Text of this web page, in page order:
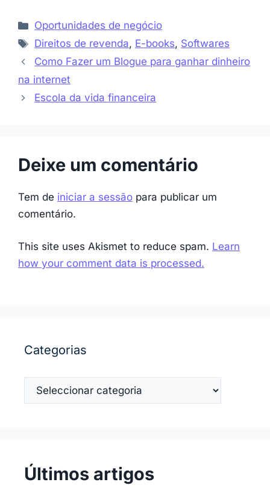
Categorias
Oportunidades de negócio
Etiquetas
Direitos de revenda, E-books, Softwares
Como Fazer um Blogue para ganhar dinheiro
na internet
Escola da vida financeira
Deixe um comentário
Tem de iniciar a sessão para publicar um
comentário.
This site uses Akismet to reduce spam. Learn
how your comment data is processed.
Categorias
Categorias
Últimos artigos